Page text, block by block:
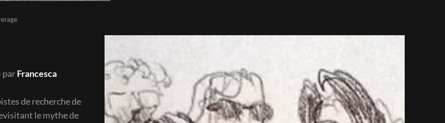
parFrancesca
de recherche de
le mythe de